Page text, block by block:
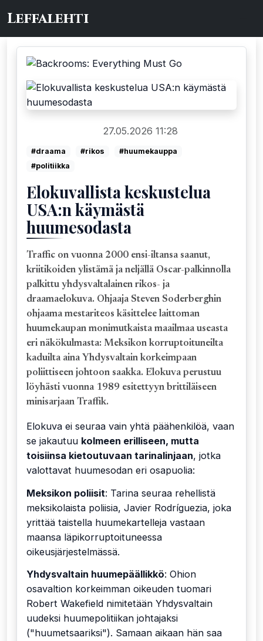
Leffalehti
27.05.2026 11:28
#draama #rikos
#huumekauppa
#politiikka
Elokuvallista keskustelua
USA:n käymästä
huumesodasta
Traffic on vuonna 2000 ensi-iltansa saanut,
kriitikoiden ylistämä ja neljällä Oscar-palkinnolla
palkittu yhdysvaltalainen rikos- ja
draamaelokuva. Ohjaaja Steven Soderberghin
ohjaama mestariteos käsittelee laittoman
huumekaupan monimutkaista maailmaa useasta
eri näkökulmasta: Meksikon korruptoituneilta
kaduilta aina Yhdysvaltain korkeimpaan
poliittiseen johtoon saakka. Elokuva perustuu
löyhästi vuonna 1989 esitettyyn brittiläiseen
minisarjaan Traffik.
Elokuva ei seuraa vain yhtä päähenkilöä, vaan
se jakautuu kolmeen erilliseen, mutta
toisiinsa kietoutuvaan tarinalinjaan, jotka
valottavat huumesodan eri osapuolia:
Meksikon poliisit: Tarina seuraa rehellistä
meksikolaista poliisia, Javier Rodríguezia, joka
yrittää taistella huumekartelleja vastaan
maansa läpikorruptoituneessa
oikeusjärjestelmässä.
Yhdysvaltain huumepäällikkö: Ohion
osavaltion korkeimman oikeuden tuomari
Robert Wakefield nimitetään Yhdysvaltain
uudeksi huumepolitiikan johtajaksi
("huumetsaariksi"). Samaan aikaan hän saa